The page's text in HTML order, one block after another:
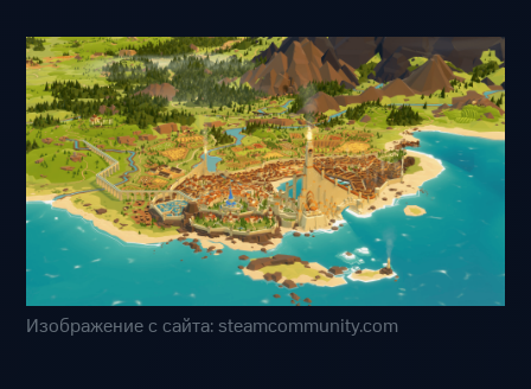
Изображение с сайта: steamcommunity.com